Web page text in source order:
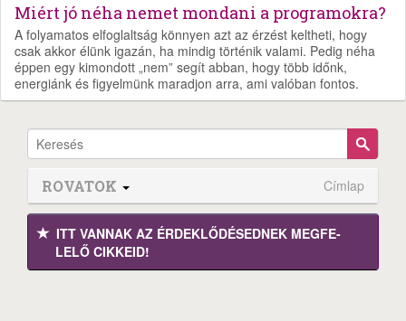
Miért jó néha nemet mondani a programokra?
A folyamatos elfoglaltság könnyen azt az érzést keltheti, hogy
csak akkor élünk igazán, ha mindig történik valami. Pedig néha
éppen egy kimondott „nem” segít abban, hogy több időnk,
energiánk és figyelmünk maradjon arra, ami valóban fontos.
ROVATOK Címlap
ITT VANNAK AZ ÉRDEK­LŐDÉ­SEDNEK MEGFE­
LELŐ CIKKEID!